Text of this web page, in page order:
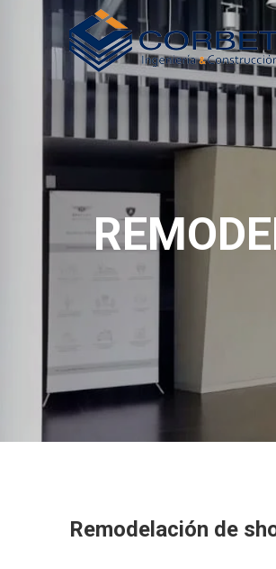
Remodelación de